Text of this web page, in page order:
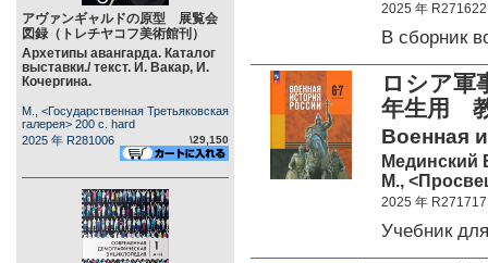
アヴァンギャルドの原型 展覧会
図録（トレチヤコフ美術館刊）
Архетипы авангарда. Каталог
выставки./ текст. И. Вакар, И.
Кочергина.
М., <Государственная Третьяковская
галерея> 200 c. hard
2025 年 R281006
\29,150
2025 年 R271622
В сборник
ロシア軍
年生用
Военная
Мединский
М.,
2025 年 R271717
Учебник